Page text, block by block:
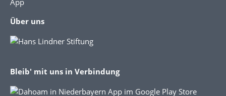
App
Über uns
Bleib' mit uns in Verbindung